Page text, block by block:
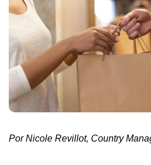
Por Nicole Revillot, Country